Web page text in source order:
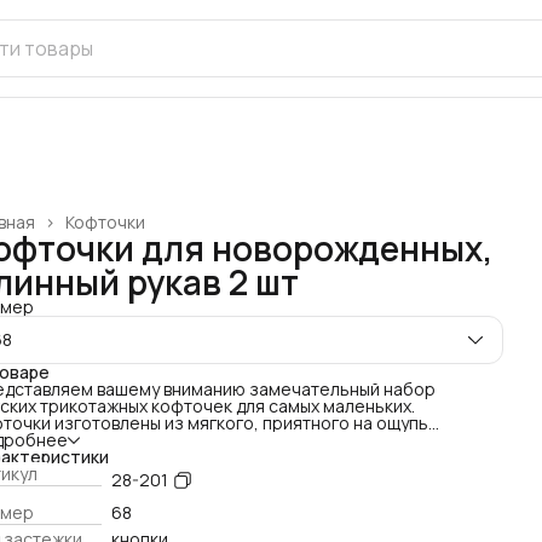
Кофточки
›
для новорожденных,
рукав 2 шт
вашему вниманию замечательный набор
трикотажных кофточек для самых маленьких.
изготовлены из мягкого, приятного на ощупь
материала, который идеально подходит для
и чувствительной кожи новорожденного.
хлопковый состав обеспечивает
малыша дышит, исключается риск перегрева
дарит ощущение тепла и защищенности
28-201
68